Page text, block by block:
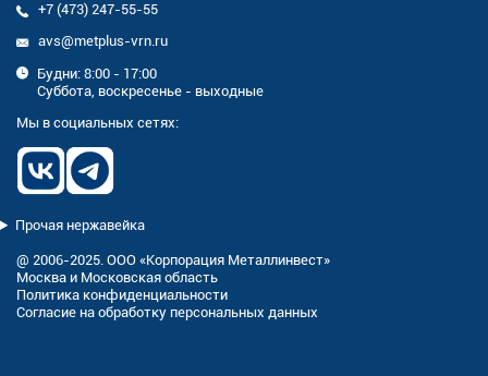
+7 (473) 247-55-55
avs@metplus-vrn.ru
Будни: 8:00 - 17:00
Суббота, воскресенье - выходные
Мы в социальных сетях:
Прочая нержавейка
@ 2006-2025. ООО «Корпорация Металлинвест»
Москва и Московская область
Политика конфиденциальности
Согласие на обработку персональных данных